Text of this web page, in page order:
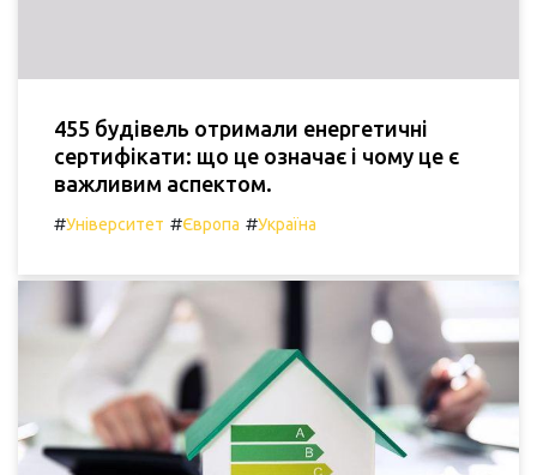
455 будівель отримали енергетичні
сертифікати: що це означає і чому це є
важливим аспектом.
#Університет #Європа #Україна